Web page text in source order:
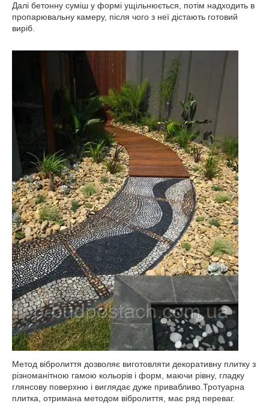
Далі бетонну суміш у формі ущільнюється, потім надходить в
пропарювальну камеру, після чого з неї дістають готовий
виріб.
Метод вібролиття дозволяє виготовляти декоративну плитку з
різноманітною гамою кольорів і форм, маючи рівну, гладку
глянсову поверхню і виглядає дуже привабливо.Тротуарна
плитка, отримана методом вібролиття, має ряд переваг.